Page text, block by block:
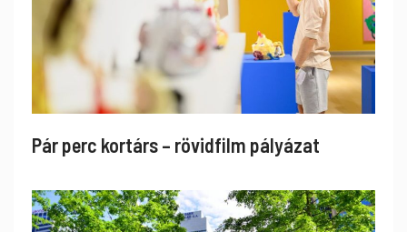
Pár perc kortárs – rövidfilm pályázat